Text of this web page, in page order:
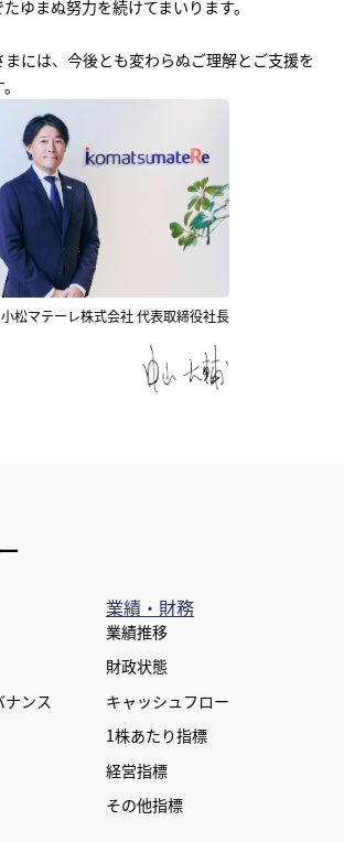
fa-bo
ゆまぬ努力を続けてまいります。
には、今後とも変わらぬご理解とご支援を
小松マテーレ株式会社 代表取締役社長
ンス
業績・財務
業績推移
財政状態
キャッシュフロー
1株あたり指標
経営指標
その他指標